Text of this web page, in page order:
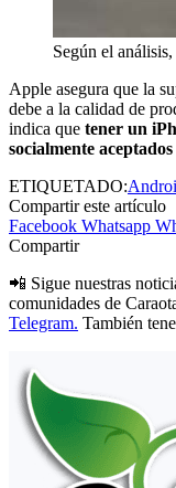
Según el
Apple asegura que la
debe a la calidad de
indica que tener un
socialmente aceptados
ETIQUETADO:
Compartir este artículo
Facebook Whatsapp
Compartir
📲 Sigue nuestras
comunidades de
Telegram. También